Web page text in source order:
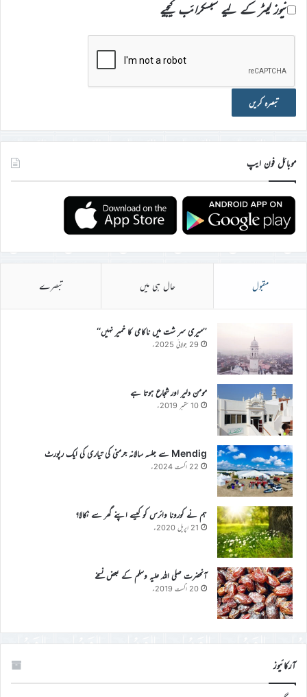
نیوز لیٹر کے لیے سبسکرائب کیجیے
موبائل فون ایپ
مقبول حال ہی میں تبصرے
’’میری سر شت میں ناکامی کا خمیر نہیں‘‘
29 جولائی 2025ء
مومن دلیر اور شجاع ہوتا ہے
10 ستمبر 2019ء
Mendig سے جلسہ سالانہ جرمنی کی تیاری کی ایک رپورٹ
22 اگست 2024ء
ہم نے کورونا وائرس کو کیسے اپنے گھر سے نکالا؟
21 اپریل 2020ء
آنحضرت صلی اللہ علیہ وسلم کے بعض نسخے
20 اگست 2019ء
آرکائیوز